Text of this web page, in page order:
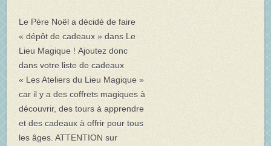
Le Père Noël a décidé de faire
« dépôt de cadeaux » dans Le
Lieu Magique ! Ajoutez donc
dans votre liste de cadeaux
« Les Ateliers du Lieu Magique »
car il y a des coffrets magiques à
découvrir, des tours à apprendre
et des cadeaux à offrir pour tous
les âges. ATTENTION sur